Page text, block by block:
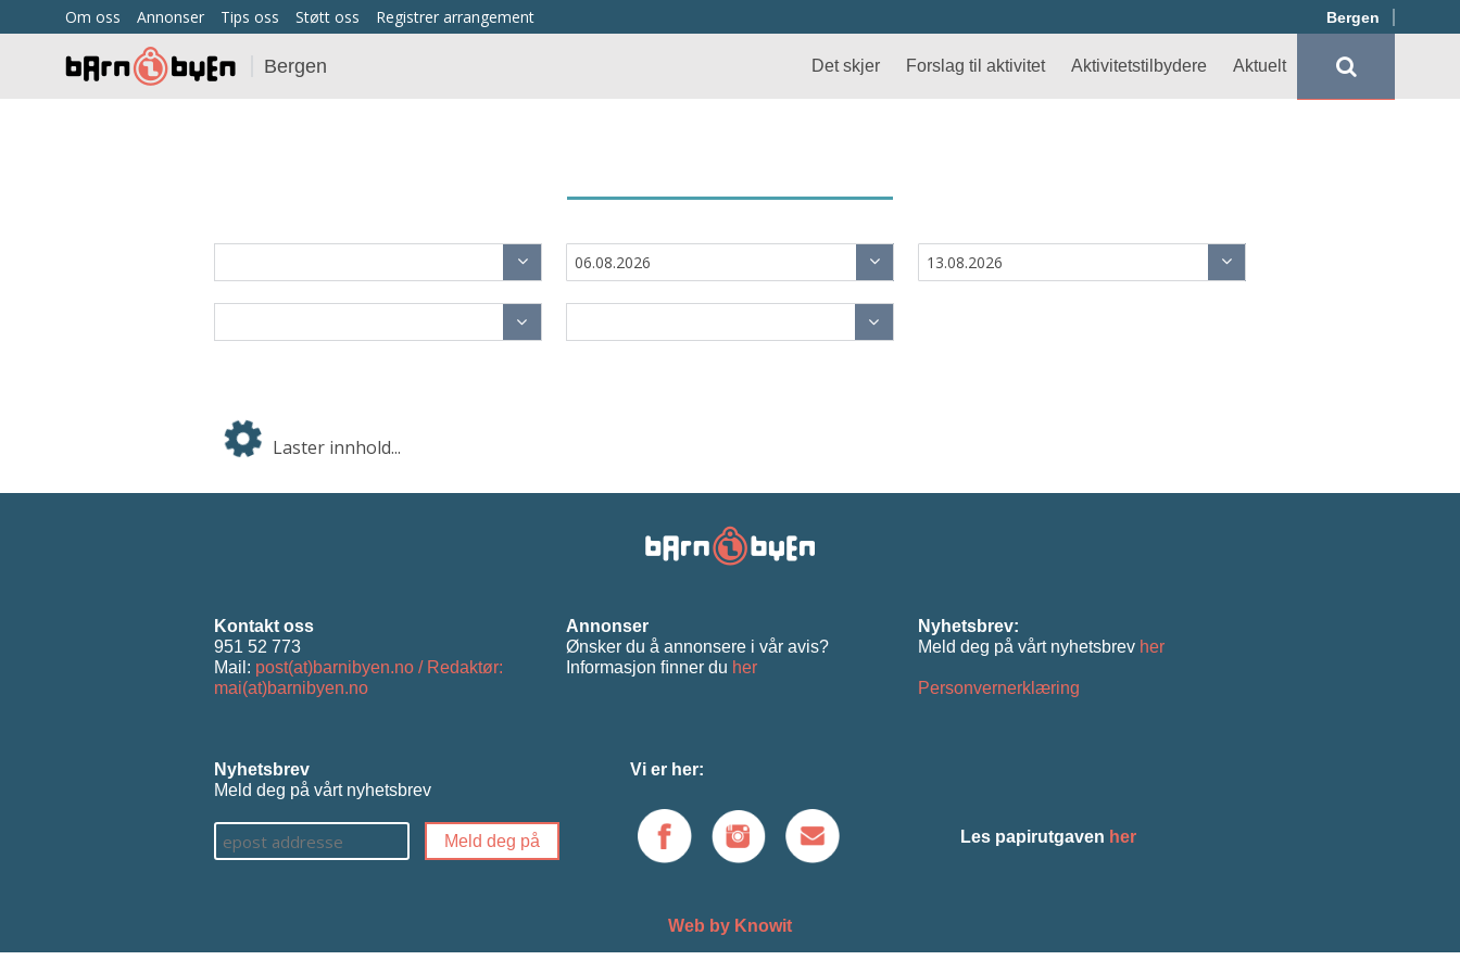
Om oss Annonser Tips oss Støtt oss Registrer arrangement Bergen
Bergen Det skjer Forslag til aktivitet Aktivitetstilbydere Aktuelt
Laster innhold...
Kontakt oss
951 52 773
Mail: post(at)barnibyen.no / Redaktør:
mai(at)barnibyen.no
Annonser
Ønsker du å annonsere i vår avis?
Informasjon ﬁnner du her
Nyhetsbrev:
Meld deg på vårt nyhetsbrev her
Personvernerklæring
Nyhetsbrev
Meld deg på vårt nyhetsbrev
Vi er her:
Les papirutgaven her
Web by Knowit